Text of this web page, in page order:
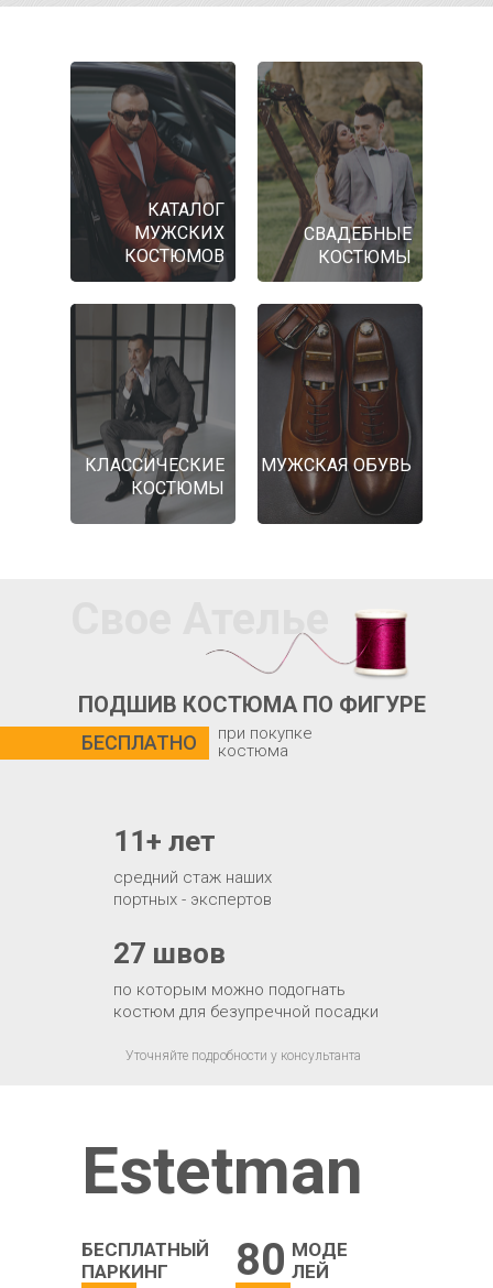
КАТАЛОГ
МУЖСКИХ
КОСТЮМОВ
СВАДЕБНЫЕ
КОСТЮМЫ
КЛАССИЧЕСКИЕ
КОСТЮМЫ
МУЖСКАЯ ОБУВЬ
Свое Ателье
ПОДШИВ КОСТЮМА ПО ФИГУРЕ
БЕСПЛАТНО
по которым можно подогнать
костюм для безупречной посадки
27 швов
средний стаж наших
портных - экспертов
11+ лет
при покупке
костюма
Уточняйте подробности у консультанта
Estetman
БЕСПЛАТНЫЙ
ПАРКИНГ
80 МОДЕ
ЛЕЙ